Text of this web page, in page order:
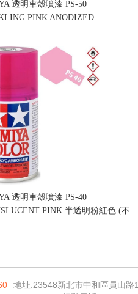
透明車殼噴漆 PS-50
PINK ANODIZED
透明車殼噴漆 PS-40
PINK 半透明粉紅色 (不
地址:23548新北市中和區員山路